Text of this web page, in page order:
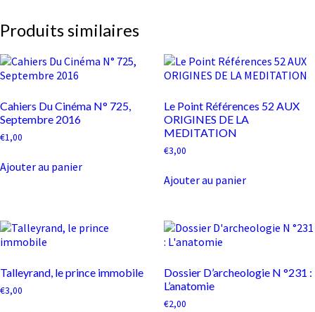
Produits similaires
Cahiers Du Cinéma N° 725,
Septembre 2016
€1,00
Ajouter au panier
Le Point Références 52 AUX
ORIGINES DE LA
MEDITATION
€3,00
Ajouter au panier
Talleyrand, le prince immobile
€3,00
Dossier D’archeologie N °231 :
L’anatomie
€2,00